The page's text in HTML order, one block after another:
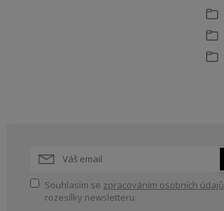
Souhlasím se zpracováním osobních údajů
rozesílky newsletteru.